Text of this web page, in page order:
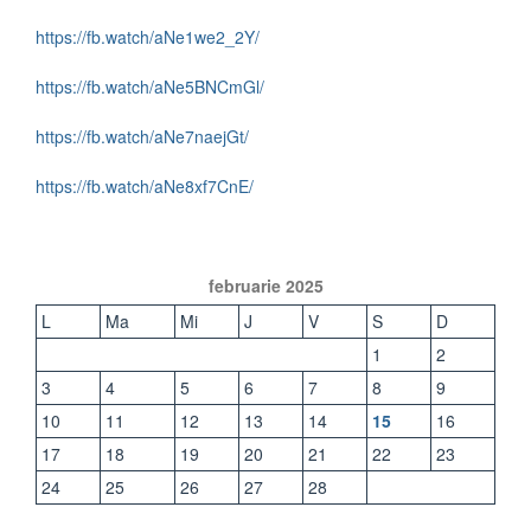
https://fb.watch/aNe1we2_2Y/
https://fb.watch/aNe5BNCmGl/
https://fb.watch/aNe7naejGt/
https://fb.watch/aNe8xf7CnE/
februarie 2025
L
Ma Mi J V S
D
1
2
3
4 5 6 7 8
9
10
11 12 13 14 15
16
17
18 19 20 21 22
23
24
25 26 27 28